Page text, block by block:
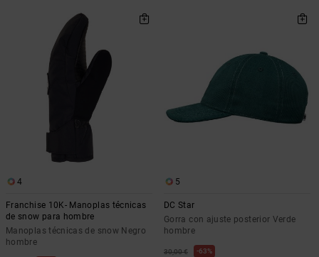
4
Franchise 10K- Manoplas técnicas
de snow para hombre
Manoplas técnicas de snow Negro
hombre
5
DC Star
Gorra con ajuste posterior Verde
hombre
30,00 € 63%